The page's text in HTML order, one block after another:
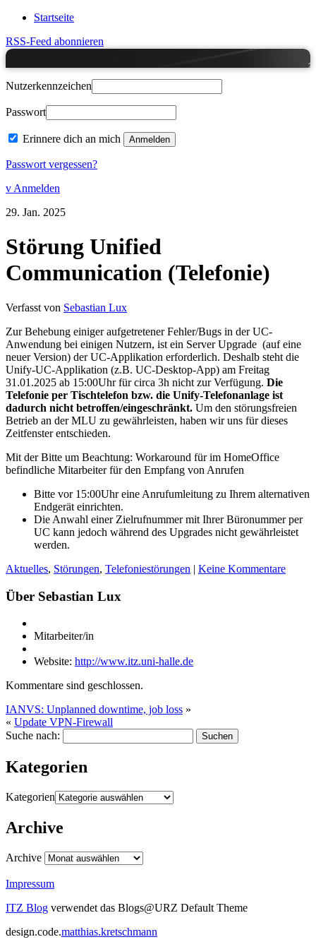
Startseite
RSS-Feed abonnieren
Nutzerkennzeichen
Passwort
Erinnere dich an mich
Passwort vergessen?
v Anmelden
29. Jan. 2025
Störung Unified
Communication (Telefonie)
Verfasst von Sebastian Lux
Zur Behebung einiger aufgetretener Fehler/Bugs in der UC-
Anwendung bei einigen Nutzern, ist ein Server Upgrade (auf eine
neuer Version) der UC-Applikation erforderlich. Deshalb steht die
Unify-UC-Applikation (z.B. UC-Desktop-App) am Freitag
31.01.2025 ab 15:00Uhr für circa 3h nicht zur Verfügung. Die
Telefonie per Tischtelefon bzw. die Unify-Telefonanlage ist
dadurch nicht betroffen/eingeschränkt. Um den störungsfreien
Betrieb an der MLU zu gewährleisten, haben wir uns für dieses
Zeitfenster entschieden.
Mit der Bitte um Beachtung: Workaround für im HomeOffice
befindliche Mitarbeiter für den Empfang von Anrufen
Bitte vor 15:00Uhr eine Anrufumleitung zu Ihrem alternativen
Endgerät einrichten.
Die Anwahl einer Zielrufnummer mit Ihrer Büronummer per
UC kann jedoch während des Upgrades nicht gewährleistet
werden.
Aktuelles, Störungen, Telefoniestörungen | Keine Kommentare
Über Sebastian Lux
Mitarbeiter/in
Website: http://www.itz.uni-halle.de
Kommentare sind geschlossen.
IANVS: Unplanned downtime, job loss »
« Update VPN-Firewall
Suche nach:
Kategorien
Kategorien
Archive
Archive
Impressum
ITZ Blog verwendet das Blogs@URZ Default Theme
design.code.matthias.kretschmann